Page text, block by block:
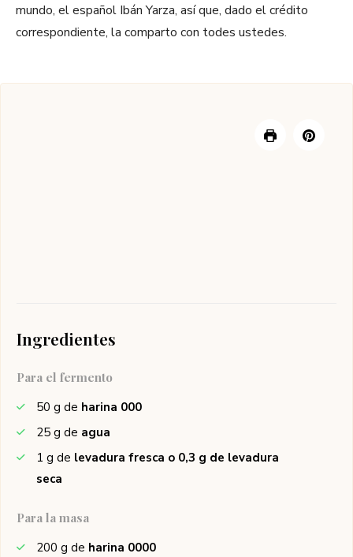
mundo, el español Ibán Yarza, así que, dado el crédito
correspondiente, la comparto con todes ustedes.
Ingredientes
Para el fermento
50 g de harina 000
25 g de agua
1 g de levadura fresca o 0,3 g de levadura
seca
Para la masa
200 g de harina 0000